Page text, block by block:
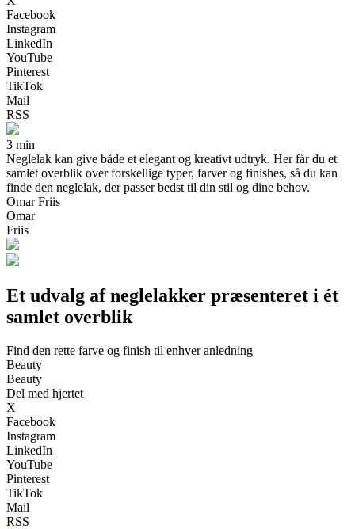
Facebook
Instagram
LinkedIn
YouTube
Pinterest
TikTok
Mail
RSS
3 min
Neglelak kan give både et elegant og kreativt udtryk. Her får du et
samlet overblik over forskellige typer, farver og finishes, så du kan
finde den neglelak, der passer bedst til din stil og dine behov.
Omar Friis
Omar
Friis
Et udvalg af neglelakker præsenteret i ét
samlet overblik
Find den rette farve og finish til enhver anledning
Beauty
Beauty
Del med hjertet
X
Facebook
Instagram
LinkedIn
YouTube
Pinterest
TikTok
Mail
RSS